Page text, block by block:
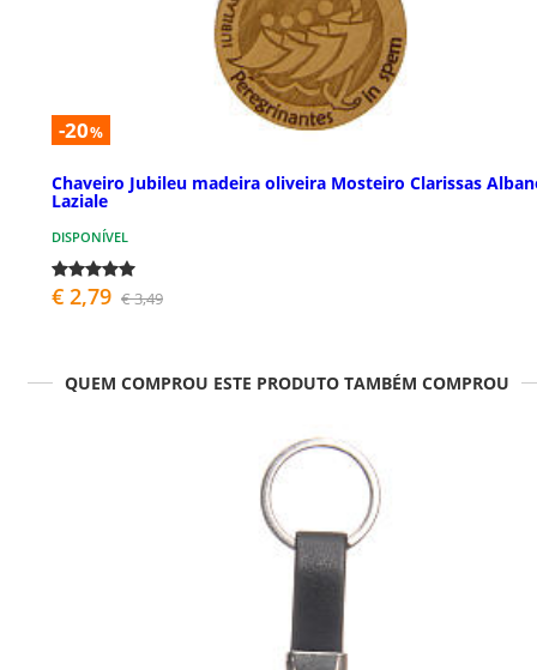
-20%
Chaveiro Jubileu madeira oliveira Mosteiro Clarissas
Laziale
DISPONÍVEL
€ 2,79 € 3,49
QUEM COMPROU ESTE PRODUTO TAMBÉM COMPROU